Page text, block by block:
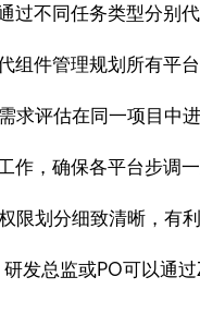
过不同任务类型分别
组件管理规划所有平
求评估在同一项目中
作，确保各平台步调一
限划分细致清晰，有
发总监或PO可以通